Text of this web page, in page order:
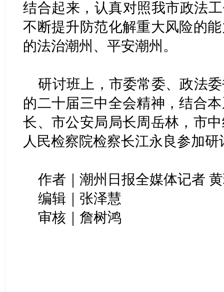
结合起来，认真对照我市政法
不断提升防范化解重大风险的
的法治潮州、平安潮州。
研讨班上，市委常委、政法
的二十届三中全会精神，结合
长、市公安局局长周岳林，市
人民检察院检察长江永良参加研
作者｜潮州日报全媒体记者
编辑｜张泽慧
审核｜詹树鸿